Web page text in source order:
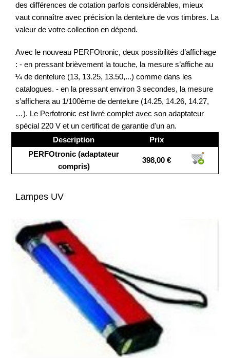
des différences de cotation parfois considérables, mieux
vaut connaître avec précision la dentelure de vos timbres. La
valeur de votre collection en dépend.
Avec le nouveau PERFOtronic, deux possibilités d’affichage
: - en pressant brièvement la touche, la mesure s’affiche au
¼ de dentelure (13, 13.25, 13.50,...) comme dans les
catalogues. - en la pressant environ 3 secondes, la mesure
s’affichera au 1/100ème de dentelure (14.25, 14.26, 14.27,
…). Le Perfotronic est livré complet avec son adaptateur
spécial 220 V et un certificat de garantie d'un an.
Description
Prix
PERFOtronic (adaptateur
compris)
398,00 €
Lampes UV